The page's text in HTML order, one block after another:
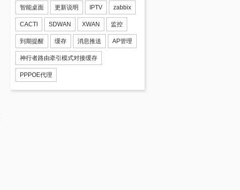
智能桌面 更新说明 IPTV zabbix
CACTI SDWAN XWAN 监控
到期提醒 缓存 消息推送 AP管理
神行者路由牵引模式对接缓存
PPPOE代理